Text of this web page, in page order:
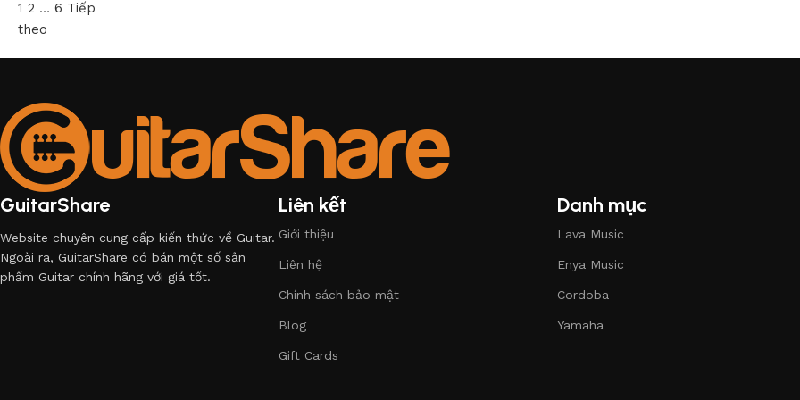
1 2 … 6 Tiếp
theo
GuitarShare
Website chuyên cung cấp kiến thức về Guitar.
Ngoài ra, GuitarShare có bán một số sản
phẩm Guitar chính hãng với giá tốt.
Liên kết
Giới thiệu
Liên hệ
Chính sách bảo mật
Blog
Gift Cards
Danh mục
Lava Music
Enya Music
Cordoba
Yamaha